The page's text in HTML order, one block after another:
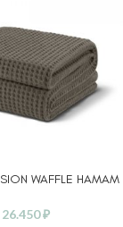
WAFFLE HAMAM
26.450₽